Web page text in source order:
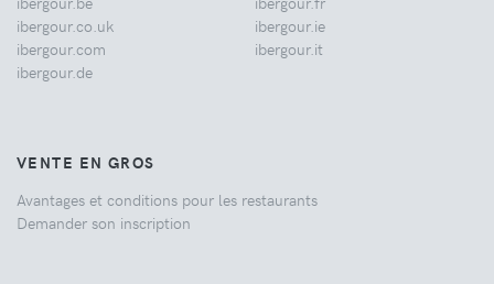
ibergour.co.uk
ibergour.com
ibergour.de
ibergour.ie
ibergour.it
VENTE EN GROS
Avantages et conditions pour les restaurants
Demander son inscription